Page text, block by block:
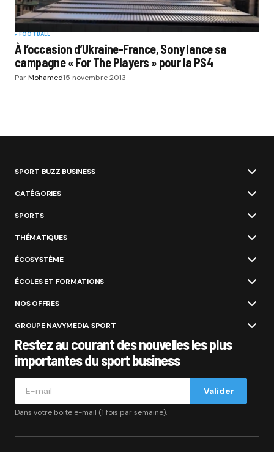
FOOTBALL
À l’occasion d’Ukraine-France, Sony lance sa
campagne « For The Players » pour la PS4
ParMohamed15 novembre 2013
SPORT BUZZ BUSINESS
CATÉGORIES
SPORTS
THÉMATIQUES
ÉCOSYSTÈME
ÉCOLES ET FORMATIONS
NOS OFFRES
GROUPE NAVYMEDIA SPORT
Restez au courant des nouvelles les plus
importantes du sport business
Valider
Dans votre boite e-mail (1 fois par semaine).